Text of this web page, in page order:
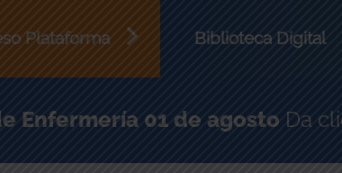
Plataforma Biblioteca Digital
Enfermería 01 de agosto Da